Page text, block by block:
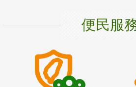
便民服